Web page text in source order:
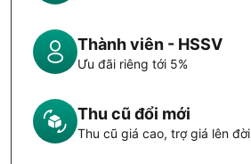
Thành viên - HSSV
Ưu đãi riêng tới 5%
Thu cũ đổi mới
Thu cũ giá cao, trợ giá lên đời